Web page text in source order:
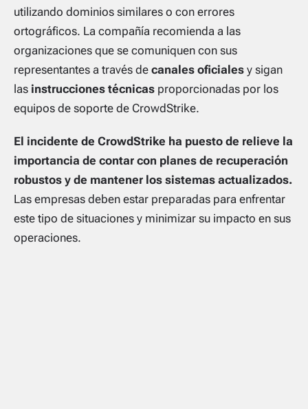
utilizando dominios similares o con errores
ortográficos. La compañía recomienda a las
organizaciones que se comuniquen con sus
representantes a través de canales oficiales y sigan
las instrucciones técnicas proporcionadas por los
equipos de soporte de CrowdStrike.
El incidente de CrowdStrike ha puesto de relieve la
importancia de contar con planes de recuperación
robustos y de mantener los sistemas actualizados.
Las empresas deben estar preparadas para enfrentar
este tipo de situaciones y minimizar su impacto en sus
operaciones.